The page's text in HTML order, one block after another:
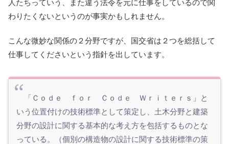
人たちっていう、また違う法令を元に仕事をしているので関
わりたくないというのが事実かもしれません。
こんな微妙な関係の２分野ですが、国交省は２つを総括して
仕事してくださいという指針を出しています。
「Ｃｏｄｅ ｆｏｒ Ｃｏｄｅ Ｗｒｉｔｅｒｓ」と
いう位置付けの技術標準として策定し、土木分野と建築
分野の設計に関する基本的な考え方を包括するものとな
っている。（個別の構造物の設計に関する技術標準の策